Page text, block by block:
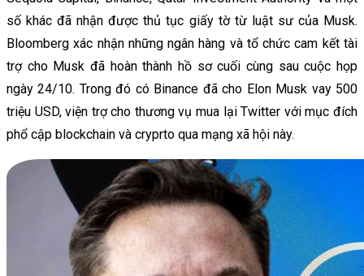
số khác đã nhận được thủ tục giấy tờ từ luật sư của Musk.
Bloomberg xác nhận những ngân hàng và tổ chức cam kết tài
trợ cho Musk đã hoàn thành hồ sơ cuối cùng sau cuộc họp
ngày 24/10. Trong đó có Binance đã cho Elon Musk vay 500
triệu USD, viện trợ cho thương vụ mua lại Twitter với mục đích
phổ cập blockchain và cryprto qua mạng xã hội này.